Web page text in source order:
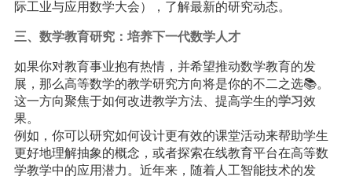
际工业与应用数学大会），了解最新的研究动态。
三、数学教育研究：培养下一代数学人才
如果你对教育事业抱有热情，并希望推动数学教育的发
展，那么高等数学的教学研究方向将是你的不二之选📚。
这一方向聚焦于如何改进教学方法、提高学生的学习效
果。
例如，你可以研究如何设计更有效的课堂活动来帮助学生
更好地理解抽象的概念，或者探索在线教育平台在高等数
学教学中的应用潜力。近年来，随着人工智能技术的发